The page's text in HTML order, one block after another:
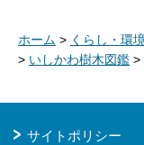
ホーム > くらし・環
> いしかわ樹木図鑑 >
サイトポリシー